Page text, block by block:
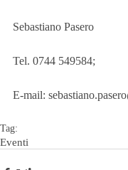
Sebastiano Pasero
Tel. 0744 549584;
E-mail:
Tag:
Eventi